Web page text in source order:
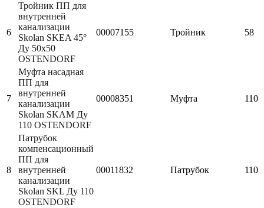
6
Тройник ПП для
внутренней
канализации
Skolan SKEA 45°
Ду 50х50
OSTENDORF
00007155 Тройник 58
7
Муфта насадная
ПП для
внутренней
канализации
Skolan SKAM Ду
110 OSTENDORF
00008351 Муфта 110
8
Патрубок
компенсационный
ПП для
внутренней
канализации
Skolan SKL Ду 110
OSTENDORF
00011832 Патрубок 110